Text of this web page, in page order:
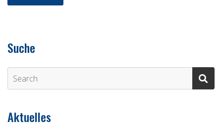
Suche
Aktuelles